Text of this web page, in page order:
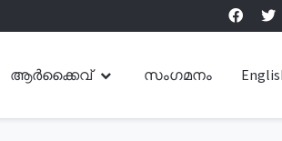
ആർക്കൈവ് സംഗമനം